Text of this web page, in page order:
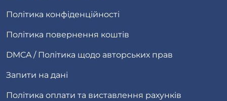
Політика конфіденційності
Політика повернення коштів
DMCA / Політика щодо авторських прав
Запити на дані
Політика оплати та виставлення рахунків